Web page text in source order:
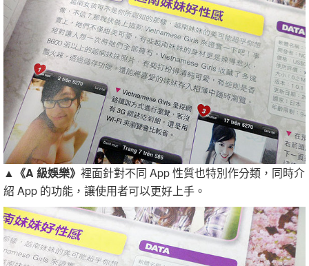
▲ 《A 級娛樂》 裡面針對不同 App 性質也特別作分類，同時介
紹 App 的功能，讓使用者可以更好上手。